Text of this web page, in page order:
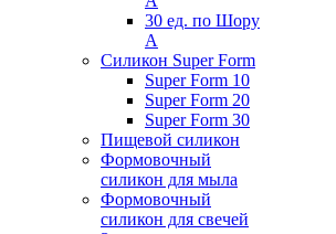
30 ед. по Шору
А
Силикон Super Form
Super Form 10
Super Form 20
Super Form 30
Пищевой силикон
Формовочный
силикон для мыла
Формовочный
силикон для свечей